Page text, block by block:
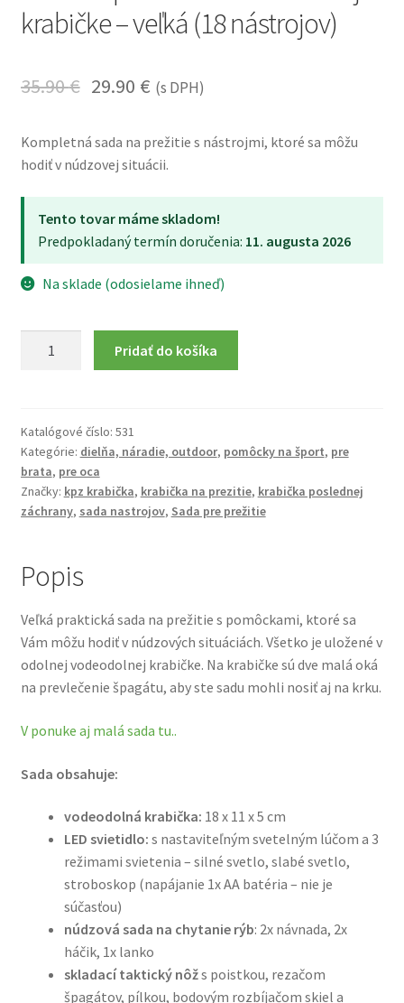
krabičke – veľká (18 nástrojov)
35.90€ 29.90 € (s DPH)
Kompletná sada na prežitie s nástrojmi, ktoré sa môžu
hodiť v núdzovej situácii.
Tento tovar máme skladom!
Predpokladaný termín doručenia: 11. augusta 2026
Na sklade (odosielame ihneď)
vo
vodeodolnej
krabičke
-
veľká
nástrojov)
Pridať do košíka
Katalógové číslo: 531
Kategórie: dielňa, náradie, outdoor, pomôcky na šport, pre
brata, pre oca
Značky: kpz krabička, krabička na prezitie, krabička poslednej
záchrany, sada nastrojov, Sada pre prežitie
Popis
Veľká praktická sada na prežitie s pomôckami, ktoré sa
Vám môžu hodiť v núdzových situáciách. Všetko je uložené v
odolnej vodeodolnej krabičke. Na krabičke sú dve malá oká
na prevlečenie špagátu, aby ste sadu mohli nosiť aj na krku.
V ponuke aj malá sada tu..
Sada obsahuje:
vodeodolná krabička: 18 x 11 x 5 cm
LED svietidlo: s nastaviteľným svetelným lúčom a 3
režimami svietenia – silné svetlo, slabé svetlo,
stroboskop (napájanie 1x AA batéria – nie je
súčasťou)
núdzová sada na chytanie rýb: 2x návnada, 2x
háčik, 1x lanko
skladací taktický nôžs poistkou, rezačom
špagátov, pílkou, bodovým rozbíjačom skiel a